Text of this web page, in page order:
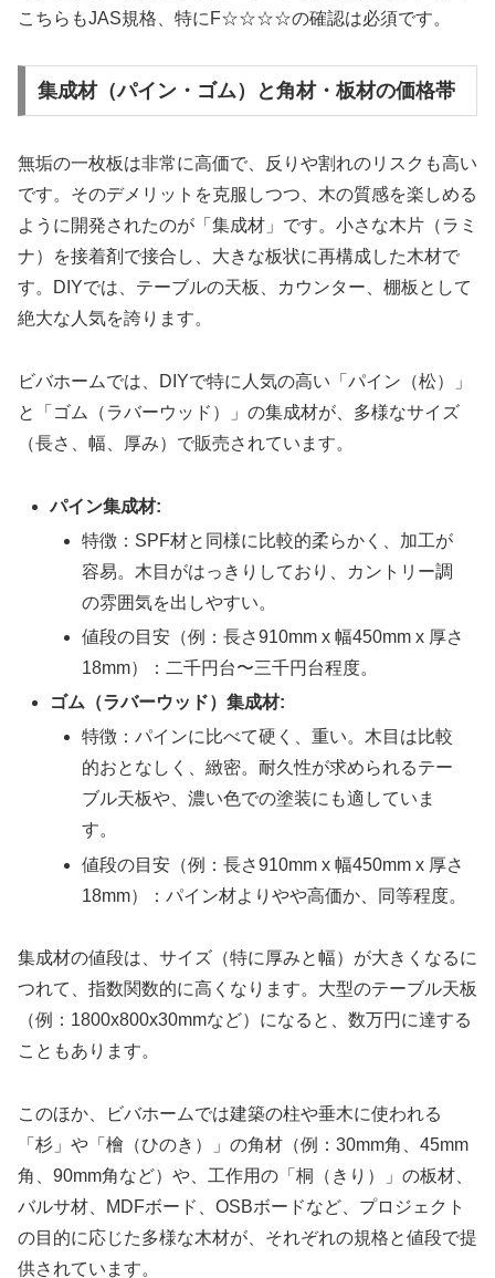
こちらもJAS規格、特にF☆☆☆☆の確認は必須です。
集成材（パイン・ゴム）と角材・板材の価格帯
無垢の一枚板は非常に高価で、反りや割れのリスクも高い
です。そのデメリットを克服しつつ、木の質感を楽しめる
ように開発されたのが「集成材」です。小さな木片（ラミ
ナ）を接着剤で接合し、大きな板状に再構成した木材で
す。DIYでは、テーブルの天板、カウンター、棚板として
絶大な人気を誇ります。
ビバホームでは、DIYで特に人気の高い「パイン（松）」
と「ゴム（ラバーウッド）」の集成材が、多様なサイズ
（長さ、幅、厚み）で販売されています。
パイン集成材:
特徴：SPF材と同様に比較的柔らかく、加工が
容易。木目がはっきりしており、カントリー調
の雰囲気を出しやすい。
値段の目安（例：長さ910mm x 幅450mm x 厚さ
18mm）：二千円台〜三千円台程度。
ゴム（ラバーウッド）集成材:
特徴：パインに比べて硬く、重い。木目は比較
的おとなしく、緻密。耐久性が求められるテー
ブル天板や、濃い色での塗装にも適していま
す。
値段の目安（例：長さ910mm x 幅450mm x 厚さ
18mm）：パイン材よりやや高価か、同等程度。
集成材の値段は、サイズ（特に厚みと幅）が大きくなるに
つれて、指数関数的に高くなります。大型のテーブル天板
（例：1800x800x30mmなど）になると、数万円に達する
こともあります。
このほか、ビバホームでは建築の柱や垂木に使われる
「杉」や「檜（ひのき）」の角材（例：30mm角、45mm
角、90mm角など）や、工作用の「桐（きり）」の板材、
バルサ材、MDFボード、OSBボードなど、プロジェクト
の目的に応じた多様な木材が、それぞれの規格と値段で提
供されています。